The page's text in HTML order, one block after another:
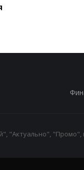
"Актуально", "Промо",